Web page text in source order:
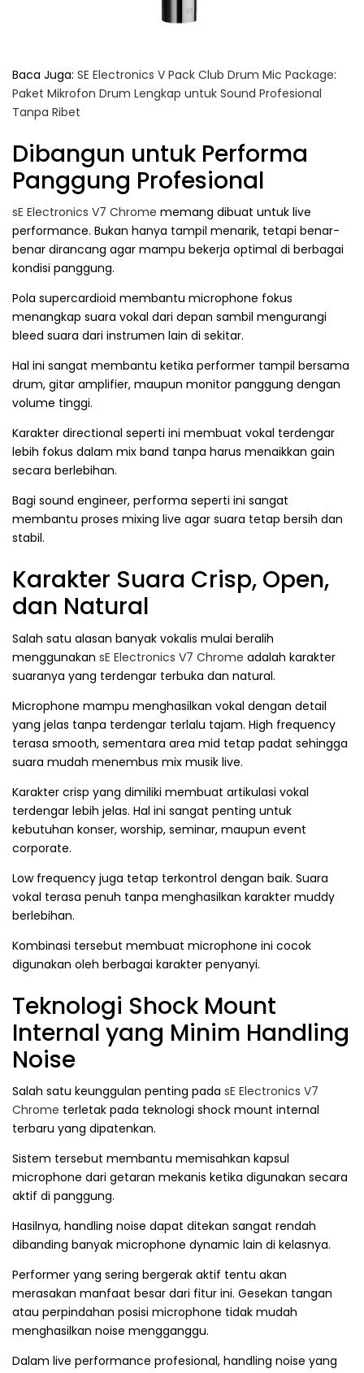
Baca Juga: SE Electronics V Pack Club Drum Mic Package:
Paket Mikrofon Drum Lengkap untuk Sound Profesional
Tanpa Ribet
Dibangun untuk Performa
Panggung Profesional
sE Electronics V7 Chrome memang dibuat untuk live
performance. Bukan hanya tampil menarik, tetapi benar-
benar dirancang agar mampu bekerja optimal di berbagai
kondisi panggung.
Pola supercardioid membantu microphone fokus
menangkap suara vokal dari depan sambil mengurangi
bleed suara dari instrumen lain di sekitar.
Hal ini sangat membantu ketika performer tampil bersama
drum, gitar amplifier, maupun monitor panggung dengan
volume tinggi.
Karakter directional seperti ini membuat vokal terdengar
lebih fokus dalam mix band tanpa harus menaikkan gain
secara berlebihan.
Bagi sound engineer, performa seperti ini sangat
membantu proses mixing live agar suara tetap bersih dan
stabil.
Karakter Suara Crisp, Open,
dan Natural
Salah satu alasan banyak vokalis mulai beralih
menggunakan sE Electronics V7 Chrome adalah karakter
suaranya yang terdengar terbuka dan natural.
Microphone mampu menghasilkan vokal dengan detail
yang jelas tanpa terdengar terlalu tajam. High frequency
terasa smooth, sementara area mid tetap padat sehingga
suara mudah menembus mix musik live.
Karakter crisp yang dimiliki membuat artikulasi vokal
terdengar lebih jelas. Hal ini sangat penting untuk
kebutuhan konser, worship, seminar, maupun event
corporate.
Low frequency juga tetap terkontrol dengan baik. Suara
vokal terasa penuh tanpa menghasilkan karakter muddy
berlebihan.
Kombinasi tersebut membuat microphone ini cocok
digunakan oleh berbagai karakter penyanyi.
Teknologi Shock Mount
Internal yang Minim Handling
Noise
Salah satu keunggulan penting pada sE Electronics V7
Chrome terletak pada teknologi shock mount internal
terbaru yang dipatenkan.
Sistem tersebut membantu memisahkan kapsul
microphone dari getaran mekanis ketika digunakan secara
aktif di panggung.
Hasilnya, handling noise dapat ditekan sangat rendah
dibanding banyak microphone dynamic lain di kelasnya.
Performer yang sering bergerak aktif tentu akan
merasakan manfaat besar dari fitur ini. Gesekan tangan
atau perpindahan posisi microphone tidak mudah
menghasilkan noise mengganggu.
Dalam live performance profesional, handling noise yang